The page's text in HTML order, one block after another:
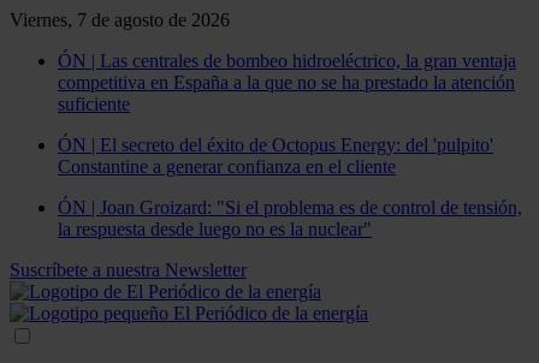
Viernes, 7 de agosto de 2026
ÓN | Las centrales de bombeo hidroeléctrico, la gran ventaja
competitiva en España a la que no se ha prestado la atención
suficiente
ÓN | El secreto del éxito de Octopus Energy: del 'pulpito'
Constantine a generar confianza en el cliente
ÓN | Joan Groizard: "Si el problema es de control de tensión,
la respuesta desde luego no es la nuclear"
Suscríbete a nuestra Newsletter